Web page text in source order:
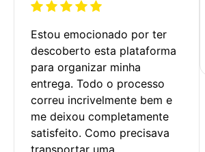
Estou emocionado por ter
descoberto esta plataforma
para organizar minha
entrega. Todo o processo
correu incrivelmente bem e
me deixou completamente
satisfeito. Como precisava
transportar uma